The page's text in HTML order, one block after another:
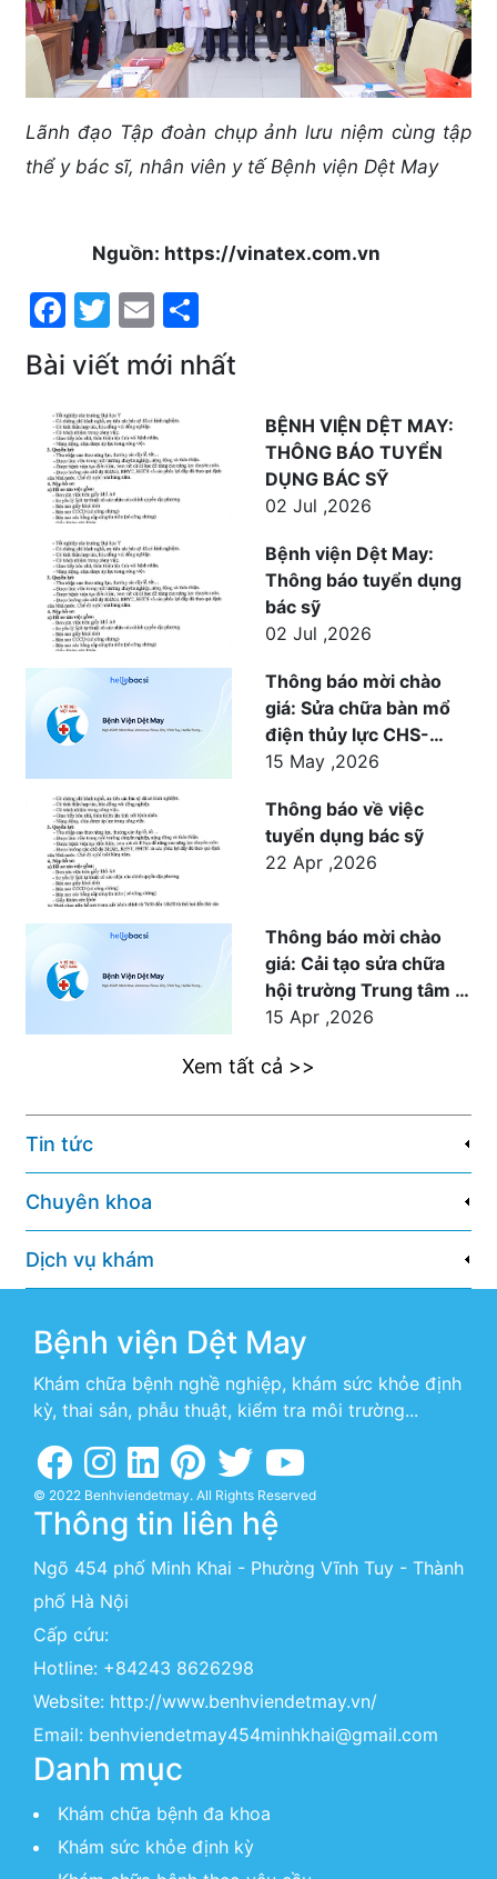
Lãnh đạo Tập đoàn chụp ảnh lưu niệm cùng tập
thể y bác sĩ, nhân viên y tế Bệnh viện Dệt May
Nguồn: https://vinatex.com.vn
Facebook
Twitter
Email
Bài viết mới nhất
BỆNH VIỆN DỆT MAY:
THÔNG BÁO TUYỂN
DỤNG BÁC SỸ
02 Jul ,2026
Bệnh viện Dệt May:
Thông báo tuyển dụng
bác sỹ
02 Jul ,2026
Thông báo mời chào
giá: Sửa chữa bàn mổ
điện thủy lực CHS-
1500 cho khoa Ngoại
chữa bệnh tại Bệnh
viện Dệt May
15 May ,2026
Thông báo về việc
tuyển dụng bác sỹ
22 Apr ,2026
Thông báo mời chào
giá: Cải tạo sửa chữa
hội trường Trung tâm Y
tế Dệt May
15 Apr ,2026
Xem tất cả >>
Tin tức
Chuyên khoa
Dịch vụ khám
Bệnh viện Dệt May
Khám chữa bệnh nghề nghiệp, khám sức khỏe định
kỳ, thai sản, phẫu thuật, kiểm tra môi trường...
© 2022 Benhviendetmay. All Rights Reserved
Thông tin liên hệ
Ngõ 454 phố Minh Khai - Phường Vĩnh Tuy - Thành
phố Hà Nội
Cấp cứu:
Hotline: +84243 8626298
Website: http://www.benhviendetmay.vn/
Email: benhviendetmay454minhkhai@gmail.com
Danh mục
Khám chữa bệnh đa khoa
Khám sức khỏe định kỳ